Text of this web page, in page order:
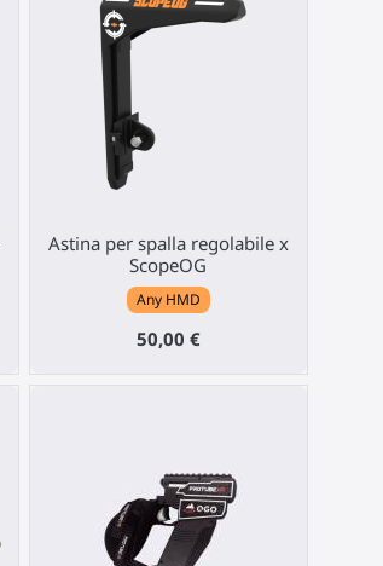
Astina per spalla regolabile x
ScopeOG
Any HMD
50,00 €